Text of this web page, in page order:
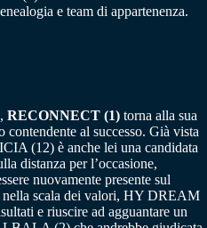
e team di appartenenza.
RECONNECT (1) torna alla sua
contendente al successo. Già vista
(12) è anche lei una candidata
distanza per l’occasione,
nuovamente presente sul
nella scala dei valori, HY DREAM
e riuscire ad agguantare un